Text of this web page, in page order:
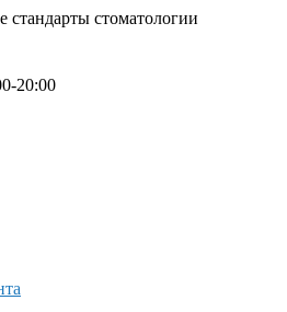
стоматологии
20:00